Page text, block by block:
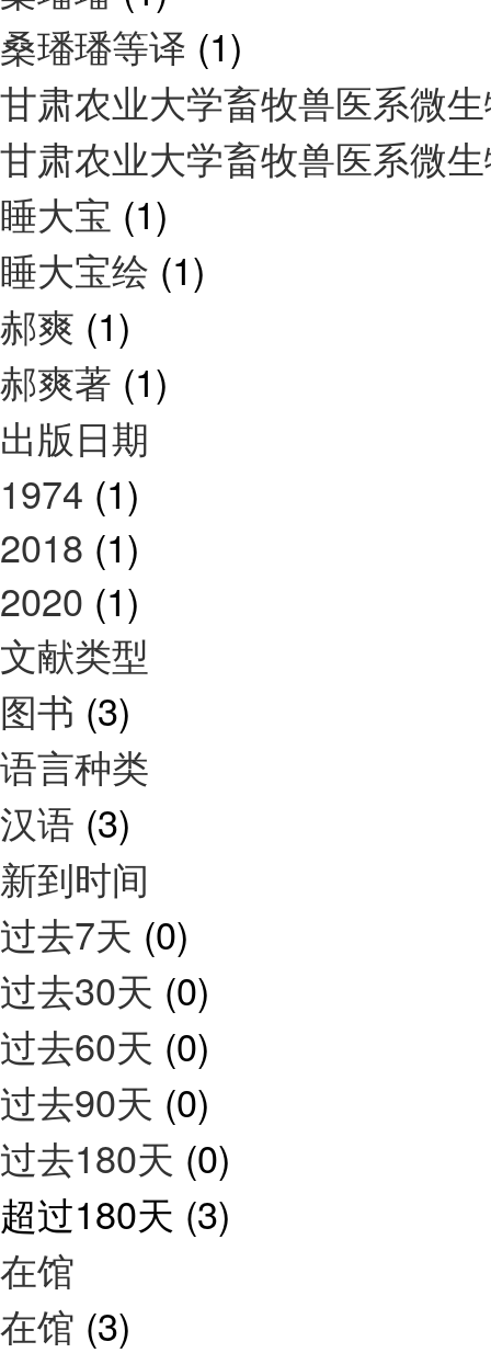
桑璠璠等译 (1)
甘肃农业大学畜牧兽医系微
甘肃农业大学畜牧兽医系微
睡大宝 (1)
睡大宝绘 (1)
郝爽 (1)
郝爽著 (1)
出版日期
1974 (1)
2018 (1)
2020 (1)
文献类型
图书 (3)
语言种类
汉语 (3)
新到时间
过去7天 (0)
过去30天 (0)
过去60天 (0)
过去90天 (0)
过去180天 (0)
超过180天 (3)
在馆
在馆 (3)